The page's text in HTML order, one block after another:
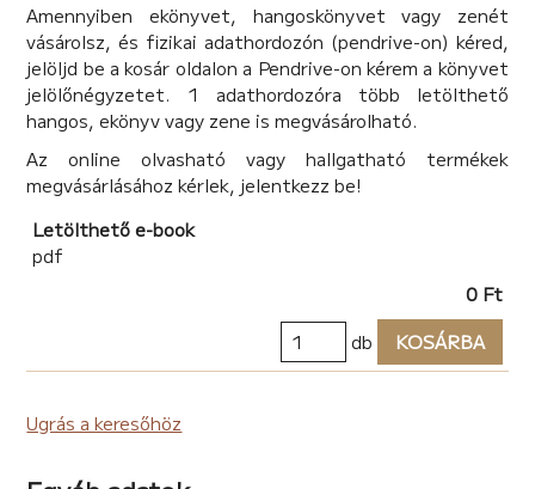
Amennyiben ekönyvet, hangoskönyvet vagy zenét
vásárolsz, és fizikai adathordozón (pendrive-on) kéred,
jelöljd be a kosár oldalon a Pendrive-on kérem a könyvet
jelölőnégyzetet. 1 adathordozóra több letölthető
hangos, ekönyv vagy zene is megvásárolható.
Az online olvasható vagy hallgatható termékek
megvásárlásához kérlek, jelentkezz be!
Letölthető e-book
pdf
0 Ft
db
KOSÁRBA
Ugrás a keresőhöz